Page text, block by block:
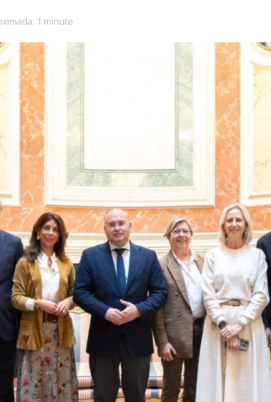
1 minute